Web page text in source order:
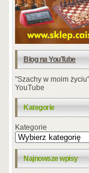
Blog na YouTube
"Szachy w moim
YouTube
Kategorie
Kategorie
Najnowsze wpisy